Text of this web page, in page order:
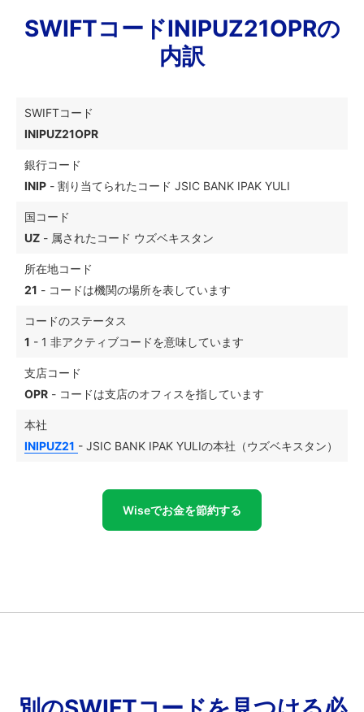
SWIFTコードINIPUZ21OPRの
内訳
SWIFTコード
INIPUZ21OPR
銀行コード
INIP - 割り当てられたコード JSIC BANK IPAK YULI
国コード
UZ - 属されたコード ウズベキスタン
所在地コード
21 - コードは機関の場所を表しています
コードのステータス
1 - 1 非アクティブコードを意味しています
支店コード
OPR - コードは支店のオフィスを指しています
本社
INIPUZ21 - JSIC BANK IPAK YULIの本社（ウズベキスタン）
Wiseでお金を節約する